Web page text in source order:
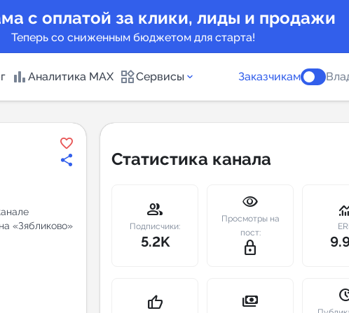
с оплатой за клики, лиды и продажи
Теперь со сниженным бюджетом для старта!
Аналитика MAX Сервисы
каналов
предложения
Индекс
Telegram
New
Заказчикам
«Зябликово»
Статистика канала
group
Подписчики:
5.2K
visibility
Просмотры на
пост:
lock_outline
thumb_up payments